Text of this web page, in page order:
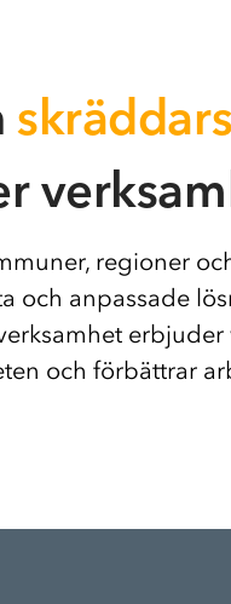
regioner
och anpassade
och förbättrar